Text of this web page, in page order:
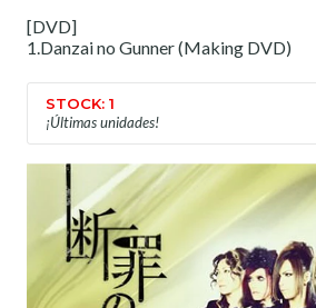
[DVD]
1.Danzai no Gunner (Making DVD)
STOCK: 1
¡Últimas unidades!